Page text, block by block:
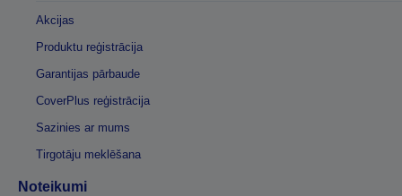
Akcijas
Produktu reģistrācija
Garantijas pārbaude
CoverPlus reģistrācija
Sazinies ar mums
Tirgotāju meklēšana
Noteikumi